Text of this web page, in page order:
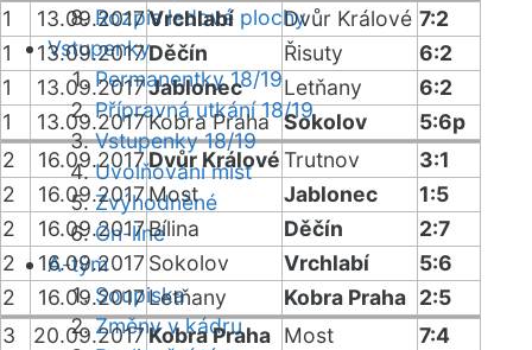
Rozpis ledové plochy
Vstupenky
Permanentky 18/19
Přípravná utkání 18/19
Vstupenky 18/19
Uvolňování míst
Zvýhodněné
On-line
A-tým
Soupiska
Změny v kádru
1 13.09.2017Vrchlabí Dvůr Králové 7:2
1
13.09.2017Děčín Řisuty
6:2
1
13.09.2017Jablonec Letňany
6:2
1
13.09.2017Kobra Praha Sokolov
5:6p
2
16.09.2017Dvůr KrálovéTrutnov
3:1
2
16.09.2017Most Jablonec
1:5
2
16.09.2017Bílina Děčín
2:7
2
16.09.2017 Sokolov Vrchlabí
5:6
2
16.09.2017Letňany Kobra Praha 2:5
3
20.09.2017 Kobra Praha Most
7:4